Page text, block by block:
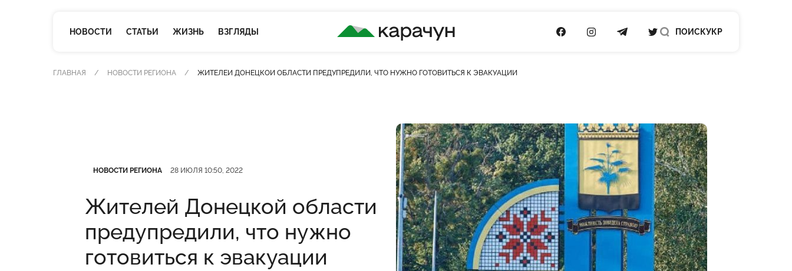
НОВОСТИ СТАТЬИ ЖИЗНЬ ВЗГЛЯДЫ
КАРАЧУН
ПОСИЛАННЯ НА FACEBOOK
ПОСИЛАННЯ НА INSTAGRAM
ПОСИЛАННЯ НА TELEGRAM
ПОСИЛАННЯ НА TWITTER
ПОИСКУКР
ГЛАВНАЯ НОВОСТИ РЕГИОНА ЖИТЕЛЕЙ ДОНЕЦКОЙ ОБЛАСТИ ПРЕДУПРЕДИЛИ, ЧТО НУЖНО ГОТОВИТЬСЯ К ЭВАКУАЦИИ
НОВОСТИ РЕГИОНА 28 ИЮЛЯ 10:50, 2022
Жителей Донецкой области
предупредили, что нужно
готовиться к эвакуации